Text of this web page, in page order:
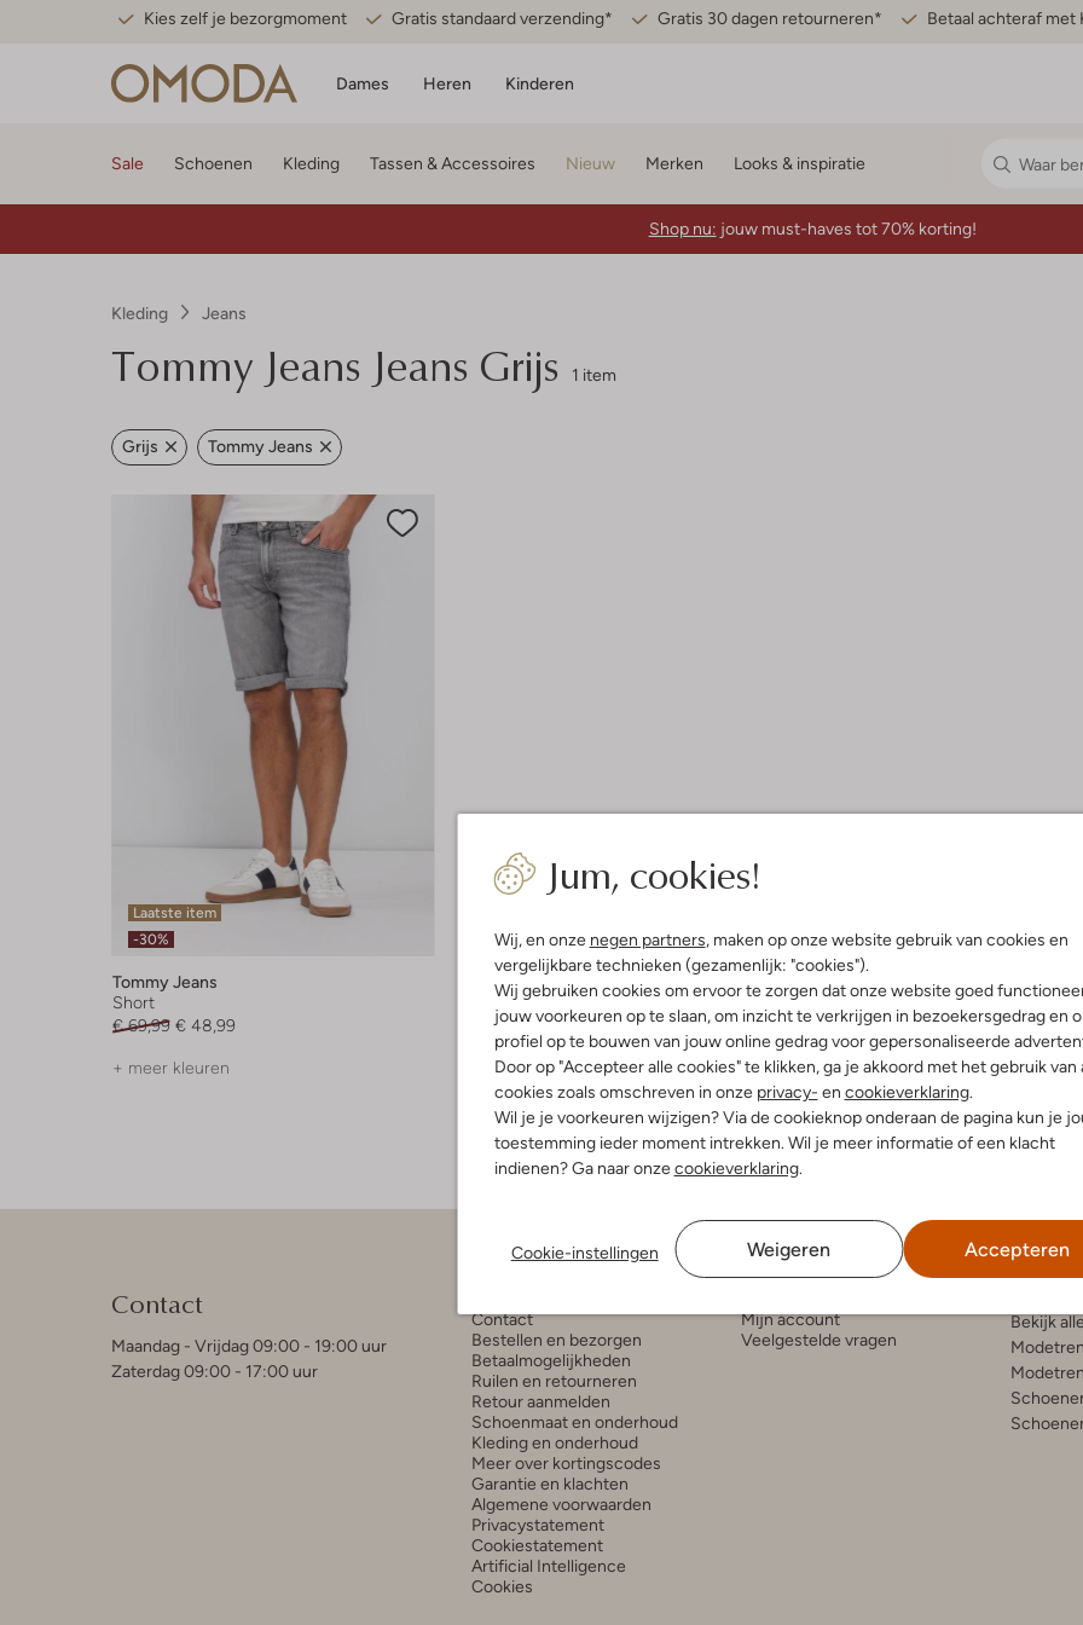
Kies zelf je bezorgmoment Gratis standaard verzending* Gratis 30 dagen retourneren* Betaal achteraf met
Dames Heren Kinderen
Jum, cookies!
Wij, en onze negen partners, maken op onze website gebruik van cookies en
vergelijkbare technieken (gezamenlijk: "cookies").
Wij gebruiken cookies om ervoor te zorgen dat onze website goed
jouw voorkeuren op te slaan, om inzicht te verkrijgen in bezoekersgedrag en
profiel op te bouwen van jouw online gedrag voor gepersonaliseerde
Door op "Accepteer alle cookies" te klikken, ga je akkoord met het gebruik van
cookies zoals omschreven in onze privacy- en cookieverklaring.
Wil je je voorkeuren wijzigen? Via de cookieknop onderaan de pagina kun je
toestemming ieder moment intrekken. Wil je meer informatie of een klacht
indienen? Ga naar onzecookieverklaring.
Cookie-instellingen Weigeren Accepteren
Sale Schoenen Kleding Tassen & Accessoires Nieuw Merken Looks & inspiratie
Shop nu: jouw must-haves tot 70% korting!
Kleding Jeans
Tommy Jeans Jeans Grijs 1 item
Grijs Tommy Jeans
Laatste item
-30%
Tommy Jeans
Short
€ 69,99 € 48,99
+ meer kleuren
Contact
Maandag - Vrijdag 09:00 - 19:00 uur
Zaterdag 09:00 - 17:00 uur
Klantenservice
Contact
Bestellen en bezorgen
Betaalmogelijkheden
Ruilen en retourneren
Retour aanmelden
Schoenmaat en onderhoud
Kleding en onderhoud
Meer over kortingscodes
Garantie en klachten
Algemene voorwaarden
Privacystatement
Cookiestatement
Artificial Intelligence
Cookies
Account
Mijn account
Veelgestelde vragen
Bekijk